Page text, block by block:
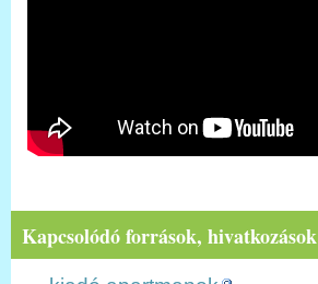
Kapcsolódó források, hivatkozások